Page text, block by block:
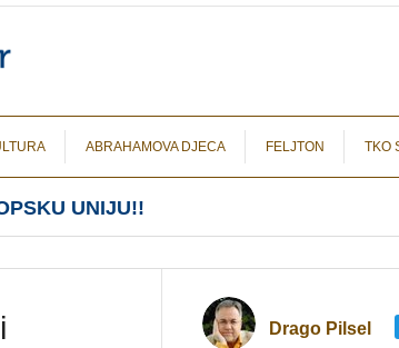
ABRAHAMOVA DJECA FELJTON TKO
UNIJU!!
Drago Pilsel